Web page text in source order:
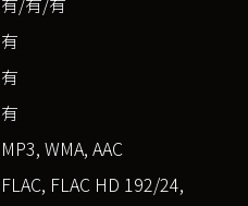
有
有
有
MP3, WMA, AAC
FLAC, FLAC HD 192/24,